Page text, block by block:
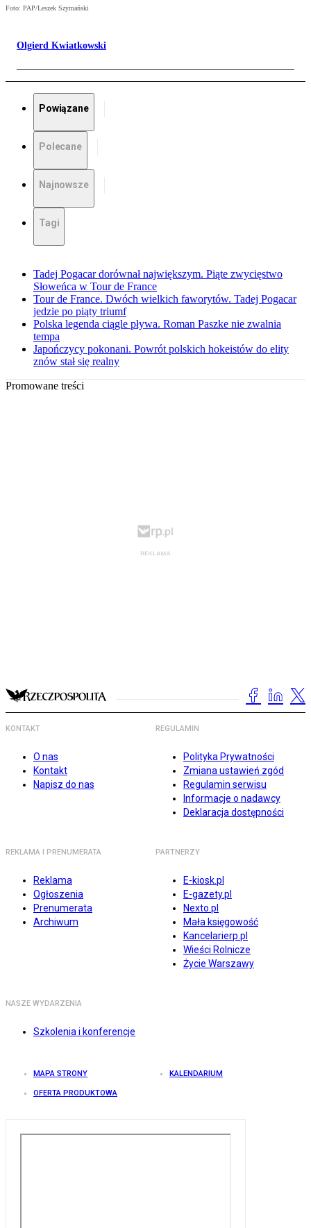
Foto: PAP/Leszek Szymański
Olgierd Kwiatkowski
Powiązane
Polecane
Najnowsze
Tagi
Tadej Pogacar dorównał największym. Piąte zwycięstwo
Słoweńca w Tour de France
Tour de France. Dwóch wielkich faworytów. Tadej Pogacar
jedzie po piąty triumf
Polska legenda ciągle pływa. Roman Paszke nie zwalnia
tempa
Japończycy pokonani. Powrót polskich hokeistów do elity
znów stał się realny
Promowane treści
KONTAKT
O nas
Kontakt
Napisz do nas
REGULAMIN
Polityka Prywatności
Zmiana ustawień zgód
Regulamin serwisu
Informacje o nadawcy
Deklaracja dostępności
REKLAMA I PRENUMERATA
Reklama
Ogłoszenia
Prenumerata
Archiwum
PARTNERZY
E-kiosk.pl
E-gazety.pl
Nexto.pl
Mała księgowość
Kancelarierp.pl
Wieści Rolnicze
Życie Warszawy
NASZE WYDARZENIA
Szkolenia i konferencje
MAPA STRONY KALENDARIUM
OFERTA PRODUKTOWA